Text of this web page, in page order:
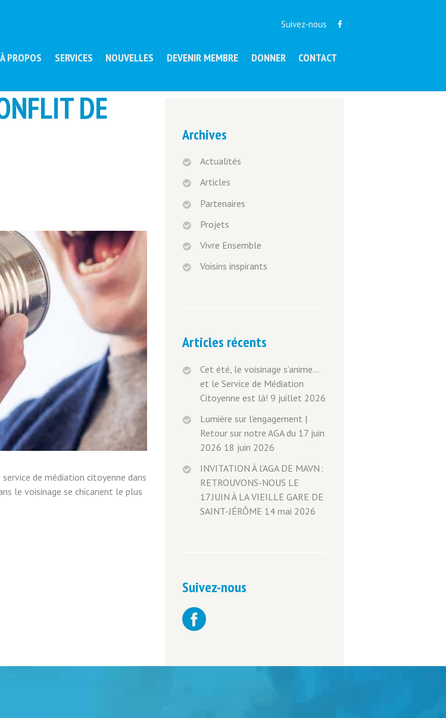
Suivez-nous
À PROPOS SERVICES NOUVELLES DEVENIR MEMBRE DONNER CONTACT
DE
de médiation citoyenne dans
le voisinage se chicanent le plus
Archives
Actualités
Articles
Partenaires
Projets
Vivre Ensemble
Voisins inspirants
Articles récents
Cet été, le voisinage s’anime…
et le Service de Médiation
Citoyenne est là! 9 juillet 2026
Lumière sur l’engagement |
Retour sur notre AGA du 17 juin
2026 18 juin 2026
INVITATION À l’AGA DE MAVN :
RETROUVONS-NOUS LE
17 JUIN À LA VIEILLE GARE DE
SAINT-JÉRÔME 14 mai 2026
Suivez-nous